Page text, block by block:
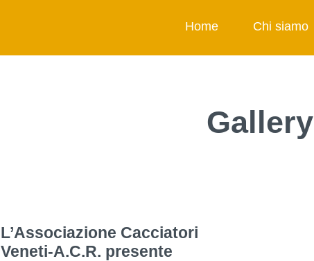
Home Chi siamo
Gallery
L’Associazione Cacciatori
Veneti-A.C.R. presente